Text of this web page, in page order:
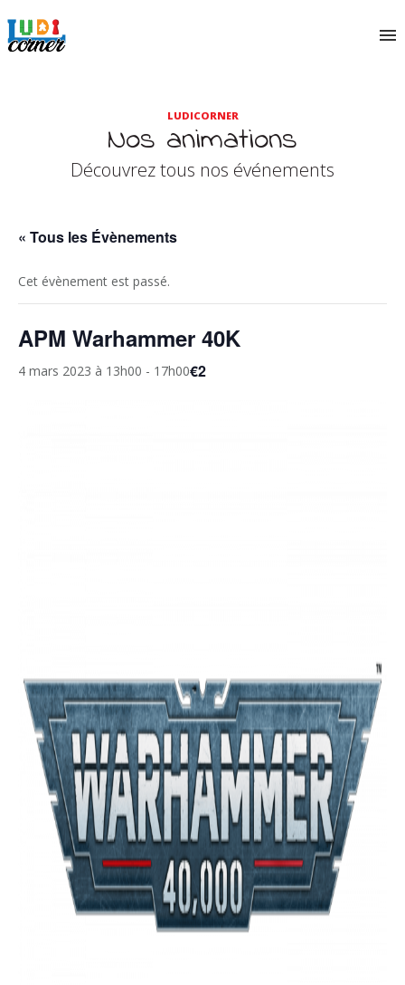
LUDICORNER
Nos animations
Découvrez tous nos événements
« Tous les Évènements
Cet évènement est passé.
APM Warhammer 40K
4 mars 2023 à 13h00 - 17h00€2